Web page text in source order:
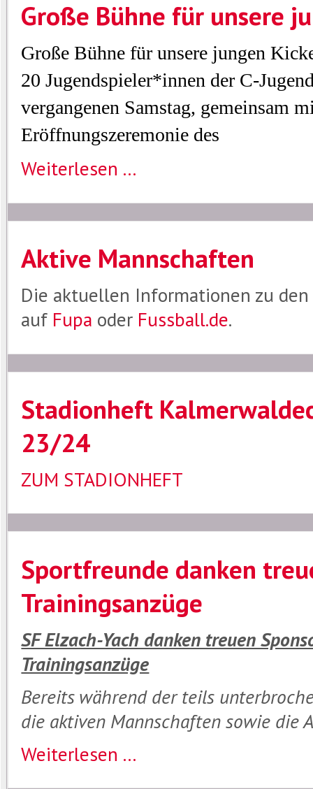
Große Bühne für unsere
Große Bühne für unsere jungen
20 Jugendspieler*innen der C-
vergangenen Samstag, gemeinsam
Eröffnungszeremonie des
Weiterlesen ...
Aktive Mannschaften
Die aktuellen Informationen zu
auf Fupa oder Fussball.de.
Stadionheft
23/24
ZUM STADIONHEFT
Sportfreunde danken
Trainingsanzüge
SF Elzach-Yach danken treuen
Trainingsanzüge
Bereits während der teils
die aktiven Mannschaften sowie die
Weiterlesen ...